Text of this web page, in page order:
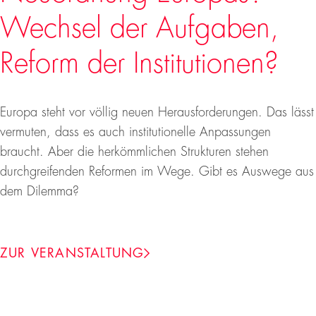
Wechsel der Aufgaben,
Reform der Institutionen?
Europa steht vor völlig neuen Herausforderungen. Das lässt
vermuten, dass es auch institutionelle Anpassungen
braucht. Aber die herkömmlichen Strukturen stehen
durchgreifenden Reformen im Wege. Gibt es Auswege aus
dem Dilemma?
ZUR VERANSTALTUNG